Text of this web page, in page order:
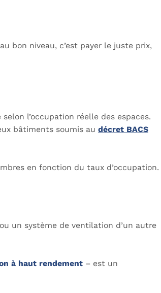
bon niveau, c’est payer le juste prix,
l’occupation réelle des espaces.
bâtiments soumis au décret BACS
en fonction du taux d’occupation.
un système de ventilation d’un autre
à haut rendement – est un